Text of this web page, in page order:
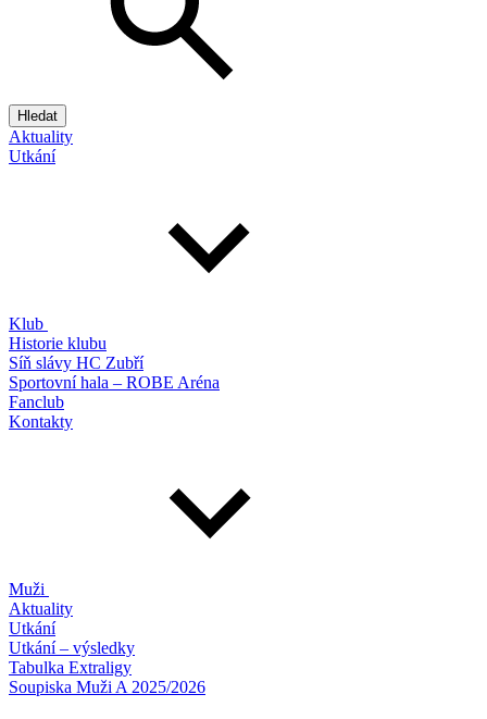
Hledat
Aktuality
Utkání
Klub
Historie klubu
Síň slávy HC Zubří
Sportovní hala – ROBE Aréna
Fanclub
Kontakty
Muži
Aktuality
Utkání
Utkání – výsledky
Tabulka Extraligy
Soupiska Muži A 2025/2026